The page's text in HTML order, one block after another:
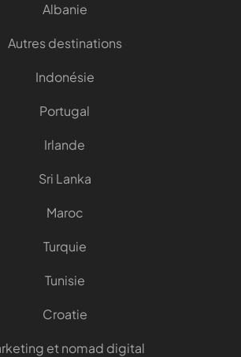
Albanie
Autres destinations
Indonésie
Portugal
Irlande
Sri Lanka
Maroc
Turquie
Tunisie
Croatie
et nomad digital